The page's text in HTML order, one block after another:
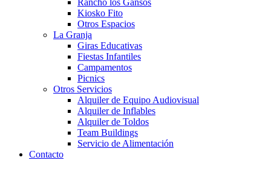
Rancho los Gansos
Kiosko Fito
Otros Espacios
La Granja
Giras Educativas
Fiestas Infantiles
Campamentos
Picnics
Otros Servicios
Alquiler de Equipo Audiovisual
Alquiler de Inflables
Alquiler de Toldos
Team Buildings
Servicio de Alimentación
Contacto